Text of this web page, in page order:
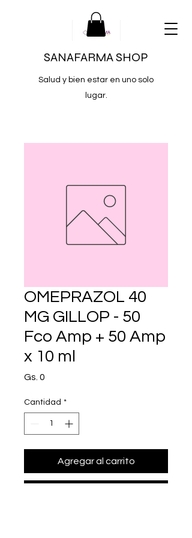
SANAFARMA SHOP
Salud y bien estar en uno solo
lugar.
OMEPRAZOL 40
MG GILLOP - 50
Fco Amp + 50 Amp
x 10 ml
Gs. 0
Cantidad *
Agregar al carrito